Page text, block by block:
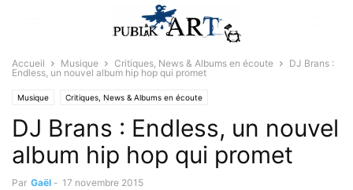
Accueil Musique Critiques, News & Albums en écoute
DJ Brans :
Endless, un nouvel album hip hop qui promet
Musique Critiques, News & Albums en écoute
DJ Brans : Endless, un nouvel
album hip hop qui promet
Par Gaël - 17 novembre 2015